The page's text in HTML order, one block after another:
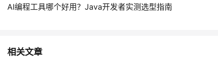
AI编程工具哪个好用？Java开发者实测选型指南
相关文章